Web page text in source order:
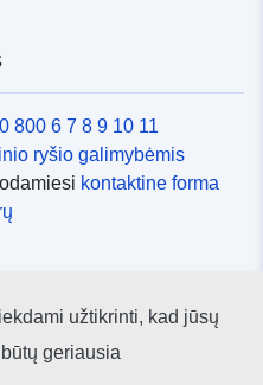
800 6 7 8 9 10 11
ryšio galimybėmis
kontaktine forma
užtikrinti, kad jūsų
geriausia